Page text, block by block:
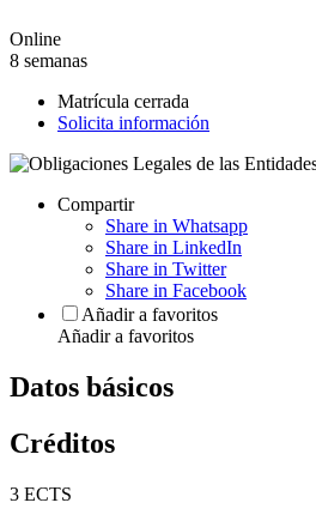
Online
8 semanas
Matrícula cerrada
Solicita información
Compartir
Share in Whatsapp
Share in LinkedIn
Share in Twitter
Share in Facebook
Añadir a favoritos
Añadir a favoritos
Datos básicos
Créditos
3 ECTS